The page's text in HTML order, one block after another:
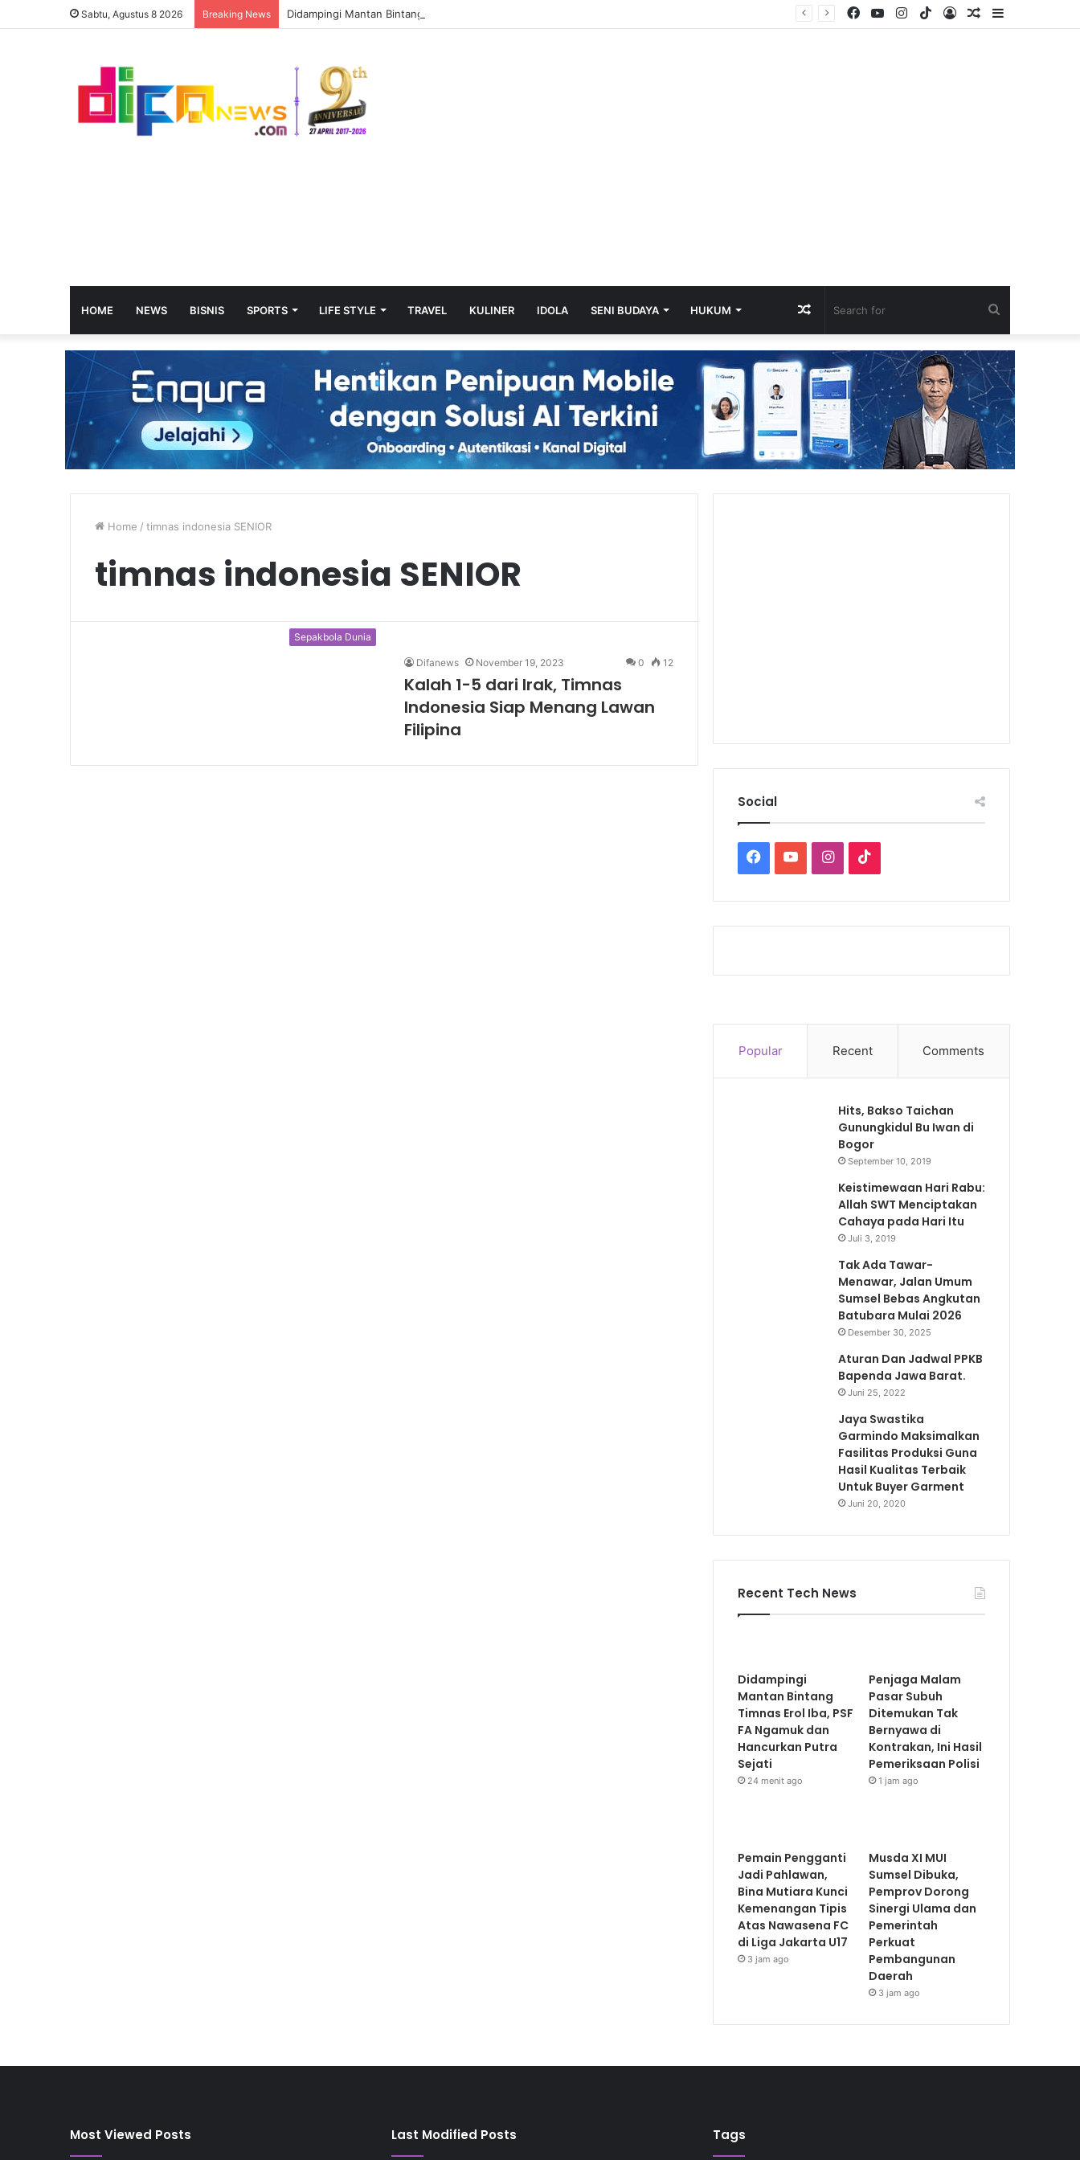
Sabtu, Agustus 8 2026 Breaking News Didampingi Mantan Bintang Timnas Erol Iba, PSF FA Ngamuk dan Hancurkan Putra Sejati Sidebar
Random
Log
TikTok
Instagram
YouTube
Facebook
HOME NEWS BISNIS SPORTS LIFE STYLE TRAVEL KULINER IDOLA SENI BUDAYA HUKUM
for
Random
Article
Home / timnas indonesia SENIOR
timnas indonesia SENIOR
Sepakbola Dunia
Difanews November 19, 2023 0 12
Kalah 1-5 dari Irak, Timnas
Indonesia Siap Menang Lawan
Filipina
Social
Facebook
YouTubeInstagram
Popular Recent Comments
Hits, Bakso Taichan
Gunungkidul Bu Iwan di
Bogor
September 10, 2019
Keistimewaan Hari Rabu:
Allah SWT Menciptakan
Cahaya pada Hari Itu
Juli 3, 2019
Tak Ada Tawar-
Menawar, Jalan Umum
Sumsel Bebas Angkutan
Batubara Mulai 2026
Desember 30, 2025
Aturan Dan Jadwal PPKB
Bapenda Jawa Barat.
Juni 25, 2022
Jaya Swastika
Garmindo Maksimalkan
Fasilitas Produksi Guna
Hasil Kualitas Terbaik
Untuk Buyer Garment
Juni 20, 2020
Recent Tech News
Didampingi
Mantan Bintang
Timnas Erol Iba, PSF
FA Ngamuk dan
Hancurkan Putra
Sejati
24 menit ago
Penjaga Malam
Pasar Subuh
Ditemukan Tak
Bernyawa di
Kontrakan, Ini Hasil
Pemeriksaan Polisi
1 jam ago
Pemain Pengganti
Jadi Pahlawan,
Bina Mutiara Kunci
Kemenangan Tipis
Atas Nawasena FC
di Liga Jakarta U17
3 jam ago
Musda XI MUI
Sumsel Dibuka,
Pemprov Dorong
Sinergi Ulama dan
Pemerintah
Perkuat
Pembangunan
Daerah
3 jam ago
Most Viewed Posts Last Modified Posts Tags